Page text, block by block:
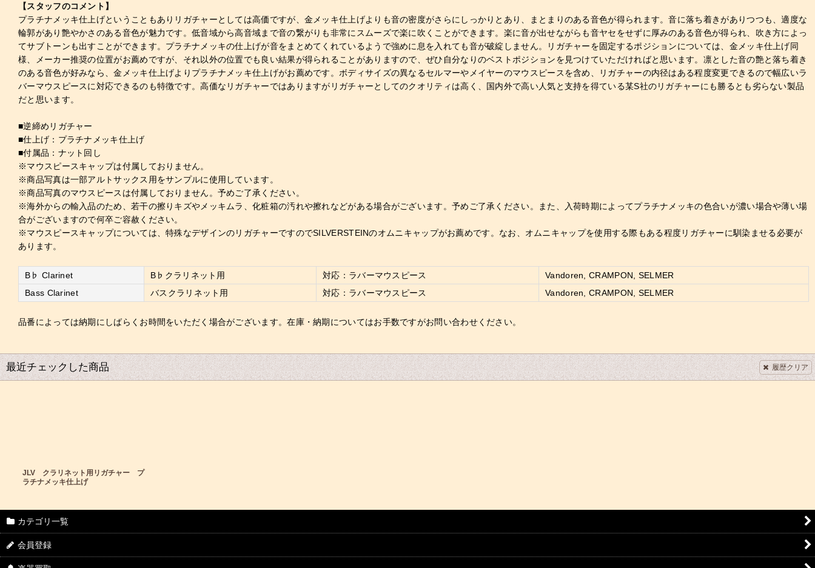
【スタッフのコメント】
プラチナメッキ仕上げということもありリガチャーとしては高価ですが、金メッキ仕上げよりも音の密度がさらにしっかりとあり、まとまりのある音色が得られます。音に落ち着きがありつつも、適度な
輪郭があり艶やかさのある音色が魅力です。低音域から高音域まで音の繋がりも非常にスムーズで楽に吹くことができます。楽に音が出せながらも音ヤセをせずに厚みのある音色が得られ、吹き方によっ
てサブトーンも出すことができます。プラチナメッキの仕上げが音をまとめてくれているようで強めに息を入れても音が破綻しません。リガチャーを固定するポジションについては、金メッキ仕上げ同
様、メーカー推奨の位置がお薦めですが、それ以外の位置でも良い結果が得られることがありますので、ぜひ自分なりのベストポジションを見つけていただければと思います。凛とした音の艶と落ち着き
のある音色が好みなら、金メッキ仕上げよりプラチナメッキ仕上げがお薦めです。ボディサイズの異なるセルマーやメイヤーのマウスピースを含め、リガチャーの内径はある程度変更できるので幅広いラ
バーマウスピースに対応できるのも特徴です。高価なリガチャーではありますがリガチャーとしてのクオリティは高く、国内外で高い人気と支持を得ている某S社のリガチャーにも勝るとも劣らない製品
だと思います。
■逆締めリガチャー
■仕上げ：プラチナメッキ仕上げ
■付属品：ナット回し
※マウスピースキャップは付属しておりません。
※商品写真は一部アルトサックス用をサンプルに使用しています。
※商品写真のマウスピースは付属しておりません。予めご了承ください。
※海外からの輸入品のため、若干の擦りキズやメッキムラ、化粧箱の汚れや擦れなどがある場合がございます。予めご了承ください。また、入荷時期によってプラチナメッキの色合いが濃い場合や薄い場
合がございますので何卒ご容赦ください。
※マウスピースキャップについては、特殊なデザインのリガチャーですのでSILVERSTEINのオムニキャップがお薦めです。なお、オムニキャップを使用する際もある程度リガチャーに馴染ませる必要が
あります。
B♭ Clarinet B♭クラリネット用 対応：ラバーマウスピース
Vandoren, CRAMPON, SELMER
Bass Clarinet
バスクラリネット用 対応：ラバーマウスピース Vandoren, CRAMPON, SELMER
品番によっては納期にしばらくお時間をいただく場合がございます。在庫・納期についてはお手数ですがお問い合わせください。
最近チェックした商品 履歴クリア
JLV クラリネット用リガチャー プ
ラチナメッキ仕上げ
カテゴリ一覧
会員登録